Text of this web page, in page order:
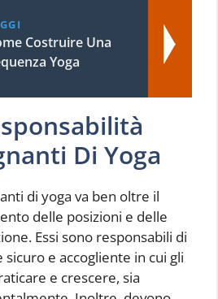
Costruire Una
Yoga
Di Yoga
di yoga va ben oltre il
delle posizioni e delle
Essi sono responsabili di
e accogliente in cui gli
e crescere, sia